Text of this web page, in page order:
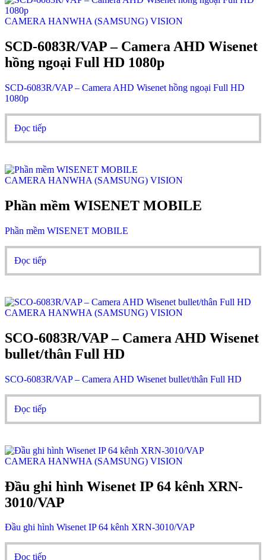
CAMERA HANWHA (SAMSUNG) VISION
SCD-6083R/VAP – Camera AHD Wisenet
hồng ngoại Full HD 1080p
SCD-6083R/VAP – Camera AHD Wisenet hồng ngoại Full HD
1080p
Đọc tiếp
CAMERA HANWHA (SAMSUNG) VISION
Phần mềm WISENET MOBILE
Phần mềm WISENET MOBILE
Đọc tiếp
CAMERA HANWHA (SAMSUNG) VISION
SCO-6083R/VAP – Camera AHD Wisenet
bullet/thân Full HD
SCO-6083R/VAP – Camera AHD Wisenet bullet/thân Full HD
Đọc tiếp
CAMERA HANWHA (SAMSUNG) VISION
Đầu ghi hình Wisenet IP 64 kênh XRN-
3010/VAP
Đầu ghi hình Wisenet IP 64 kênh XRN-3010/VAP
Đọc tiếp